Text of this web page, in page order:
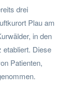
drei
Plau am
in den
etabliert. Diese
Patienten,